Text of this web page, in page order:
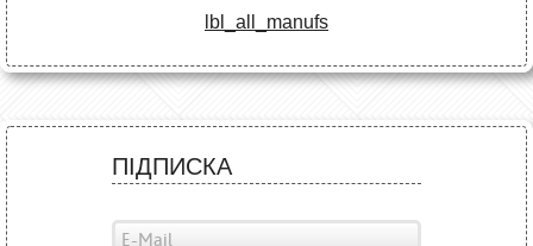
lbl_all_manufs
ПІДПИСКА